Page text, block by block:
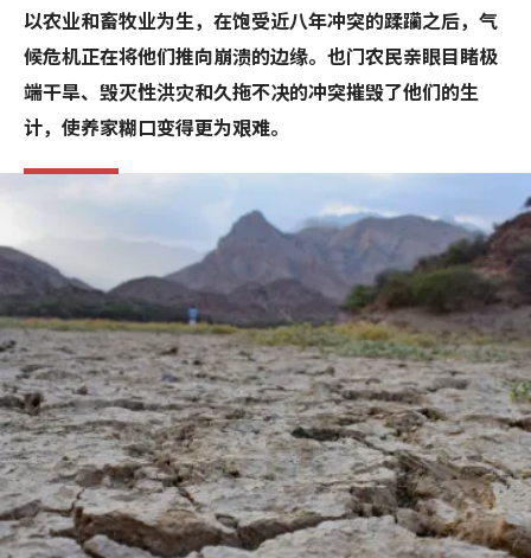
以农业和畜牧业为生，在饱受近八年冲突的蹂躏之后，气
候危机正在将他们推向崩溃的边缘。也门农民亲眼目睹极
端干旱、毁灭性洪灾和久拖不决的冲突摧毁了他们的生
计，使养家糊口变得更为艰难。